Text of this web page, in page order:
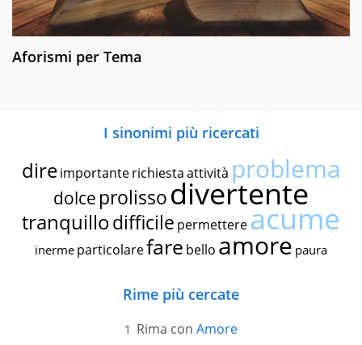
Aforismi per Tema
I sinonimi più ricercati
dire importante richiestaattività problema
dolce prolissodivertente
tranquillodifficile permettereacume
inerme particolarefare bello amore paura
Rime più cercate
Rima con Amore